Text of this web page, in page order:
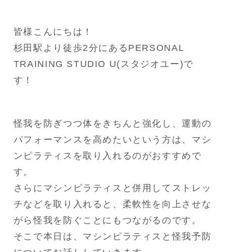
皆様こんにちは！
杉田駅より徒歩2分にあるPERSONAL
TRAINING STUDIO U(スタジオユー)で
す！
怪我を防ぎつつ体をきちんと強化し、運動の
パフォーマンスを高めたいという方は、マシ
ンピラティスを取り入れるのがおすすめで
す。
さらにマシンピラティスと併用してストレッ
チなどを取り入れると、柔軟性を向上させな
がら怪我を防ぐことにもつながるのです。
そこで本日は、マシンピラティスと怪我予防